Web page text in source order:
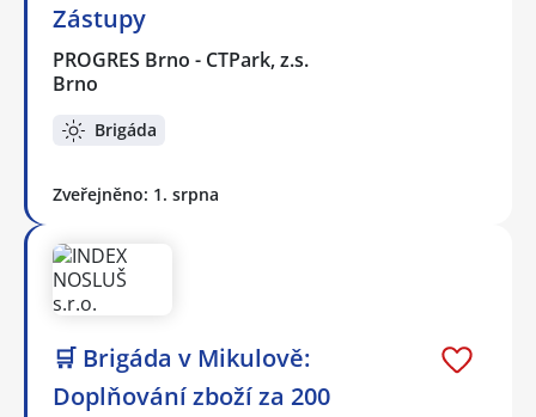
Zástupy
PROGRES Brno - CTPark, z.s.
Brno
Brigáda
Zveřejněno: 1. srpna
🛒 Brigáda v Mikulově:
Doplňování zboží za 200